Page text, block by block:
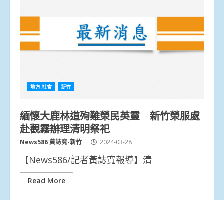
地方.社會 新竹
緬懷大鹿林道殉難榮民英靈 新竹榮服處
赴觀霧辦理清明祭祀
News586 黃誌寬-新竹 2024-03-28
【News586/記者黃誌寬報導】清
Read More